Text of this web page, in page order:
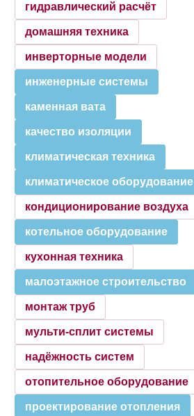
гидравлический расчёт
домашняя техника
инверторные модели
инженерные системы
каменная вата
качество изоляции
климатическая техника
климатическое оборудование
кондиционирование воздуха
котельное оборудование
кухонная техника
малоэтажное строительство
монтаж труб
мульти-сплит системы
надёжность систем
отопительное оборудование
проектирование отопления